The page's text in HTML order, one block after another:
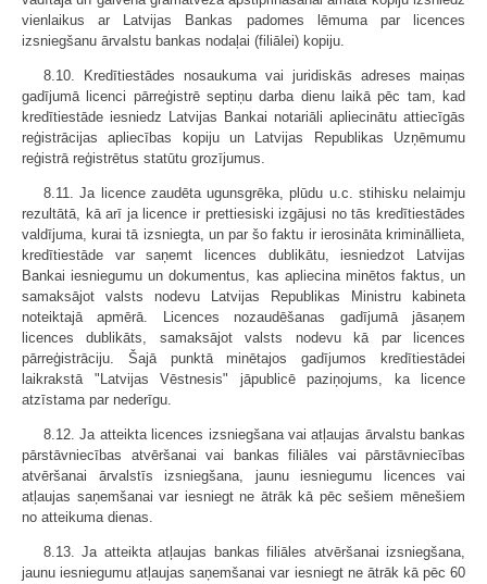
vienlaikus ar Latvijas Bankas padomes lēmuma par licences
izsniegšanu ārvalstu bankas nodaļai (filiālei) kopiju.
8.10. Kredītiestādes nosaukuma vai juridiskās adreses maiņas
gadījumā licenci pārreģistrē septiņu darba dienu laikā pēc tam, kad
kredītiestāde iesniedz Latvijas Bankai notariāli apliecinātu attiecīgās
reģistrācijas apliecības kopiju un Latvijas Republikas Uzņēmumu
reģistrā reģistrētus statūtu grozījumus.
8.11. Ja licence zaudēta ugunsgrēka, plūdu u.c. stihisku nelaimju
rezultātā, kā arī ja licence ir prettiesiski izgājusi no tās kredītiestādes
valdījuma, kurai tā izsniegta, un par šo faktu ir ierosināta krimināllieta,
kredītiestāde var saņemt licences dublikātu, iesniedzot Latvijas
Bankai iesniegumu un dokumentus, kas apliecina minētos faktus, un
samaksājot valsts nodevu Latvijas Republikas Ministru kabineta
noteiktajā apmērā. Licences nozaudēšanas gadījumā jāsaņem
licences dublikāts, samaksājot valsts nodevu kā par licences
pārreģistrāciju. Šajā punktā minētajos gadījumos kredītiestādei
laikrakstā "Latvijas Vēstnesis" jāpublicē paziņojums, ka licence
atzīstama par nederīgu.
8.12. Ja atteikta licences izsniegšana vai atļaujas ārvalstu bankas
pārstāvniecības atvēršanai vai bankas filiāles vai pārstāvniecības
atvēršanai ārvalstīs izsniegšana, jaunu iesniegumu licences vai
atļaujas saņemšanai var iesniegt ne ātrāk kā pēc sešiem mēnešiem
no atteikuma dienas.
8.13. Ja atteikta atļaujas bankas filiāles atvēršanai izsniegšana,
jaunu iesniegumu atļaujas saņemšanai var iesniegt ne ātrāk kā pēc 60